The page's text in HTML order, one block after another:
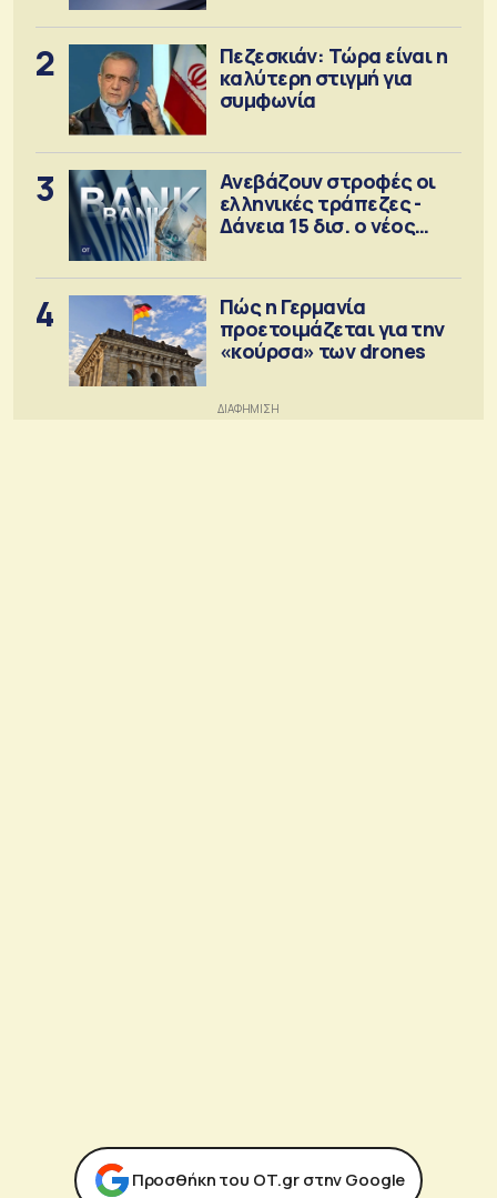
2
Πεζεσκιάν: Τώρα είναι η
καλύτερη στιγμή για
συμφωνία
3
Ανεβάζουν στροφές οι
ελληνικές τράπεζες -
Δάνεια 15 δισ. ο νέος
4
Πώς η Γερμανία
προετοιμάζεται για την
«κούρσα» των drones
Προσθήκη του ΟΤ.gr στην Google